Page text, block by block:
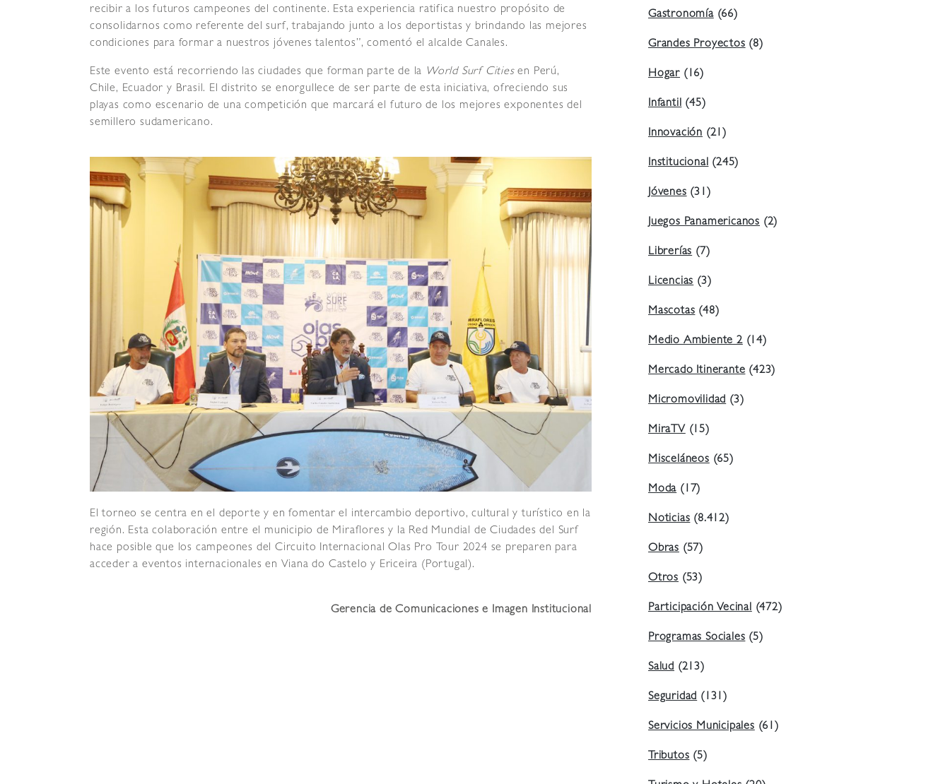
recibir a los futuros campeones del continente. Esta experiencia ratifica nuestro propósito de
consolidarnos como referente del surf, trabajando junto a los deportistas y brindando las mejores
condiciones para formar a nuestros jóvenes talentos”, comentó el alcalde Canales.
Este evento está recorriendo las ciudades que forman parte de la World Surf Citiesen Perú,
Chile, Ecuador y Brasil. El distrito se enorgullece de ser parte de esta iniciativa, ofreciendo sus
playas como escenario de una competición que marcará el futuro de los mejores exponentes del
semillero sudamericano.
El torneo se centra en el deporte y en fomentar el intercambio deportivo, cultural y turístico en la
región. Esta colaboración entre el municipio de Miraflores y la Red Mundial de Ciudades del Surf
hace posible que los campeones del Circuito Internacional Olas Pro Tour 2024 se preparen para
acceder a eventos internacionales en Viana do Castelo y Ericeira (Portugal).
Gerencia de Comunicaciones e Imagen Institucional
Gastronomía(66)
Grandes Proyectos(8)
Hogar (16)
Infantil(45)
Innovación (21)
Institucional(245)
Jóvenes(31)
Juegos Panamericanos (2)
Librerías(7)
Licencias(3)
Mascotas(48)
Medio Ambiente 2(14)
Mercado Itinerante(423)
Micromovilidad(3)
MiraTV(15)
Misceláneos(65)
Moda(17)
Noticias(8.412)
Obras (57)
Otros (53)
Participación Vecinal(472)
Programas Sociales(5)
Salud (213)
Seguridad(131)
Servicios Municipales(61)
Tributos(5)